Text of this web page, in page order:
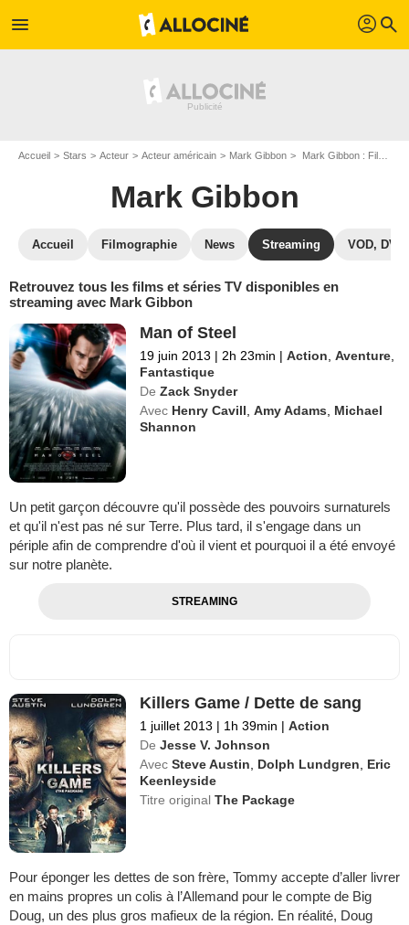
menu profil search
Accueil Stars Acteur Acteur américain Mark Gibbon Mark Gibbon : Films et séries online
Mark Gibbon
Accueil Filmographie News Streaming VOD, DVD
Retrouvez tous les films et séries TV disponibles en
streaming avec Mark Gibbon
Man of Steel
19 juin 2013 | 2h 23min | Action ,Aventure
Fantastique
De Zack Snyder
Avec Henry Cavill ,Amy Adams
Michael
Shannon
Un petit garçon découvre qu'il possède des pouvoirs surnaturels
et qu'il n'est pas né sur Terre. Plus tard, il s'engage dans un
périple afin de comprendre d'où il vient et pourquoi il a été envoyé
sur notre planète.
STREAMING
Killers Game / Dette de sang
1 juillet 2013 | 1h 39min | Action
De Jesse V. Johnson
Avec Steve Austin Dolph Lundgren
Eric
Keenleyside
Titre originalThe Package
Pour éponger les dettes de son frère, Tommy accepte d’aller livrer
en mains propres un colis à l’Allemand pour le compte de Big
Doug, un des plus gros mafieux de la région. En réalité, Doug